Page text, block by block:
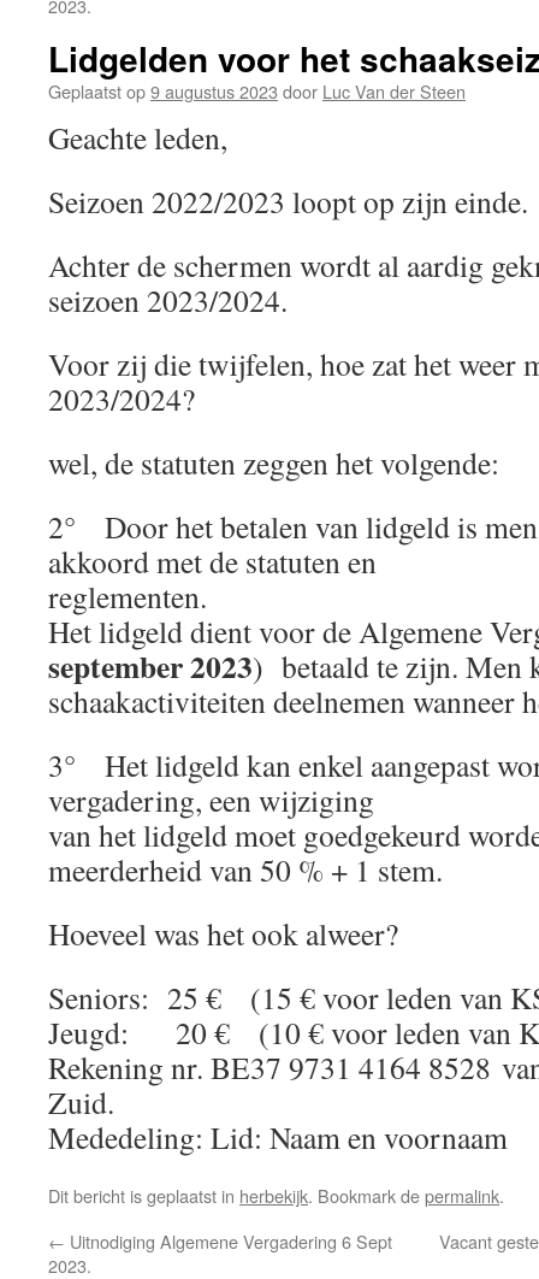
2023.
Lidgelden voor het
Geplaatst op9 augustus 2023 door Luc Van der Steen
Geachte leden,
Seizoen 2022/2023 loopt op zijn einde.
Achter de schermen wordt al aardig
seizoen 2023/2024.
Voor zij die twijfelen, hoe zat het weer
2023/2024?
wel, de statuten zeggen het volgende:
2° Door het betalen van lidgeld is
akkoord met de statuten en
reglementen.
Het lidgeld dient voor de Algemene
september 2023) betaald te zijn. Men
schaakactiviteiten deelnemen wanneer
3° Het lidgeld kan enkel aangepast
vergadering, een wijziging
van het lidgeld moet goedgekeurd
meerderheid van 50 % + 1 stem.
Hoeveel was het ook alweer?
Seniors: 25 € (15 € voor leden van
Jeugd: 20 € (10 € voor leden van
Rekening nr. BE37 9731 4164 8528
Zuid.
Mededeling: Lid: Naam en voornaam
Dit bericht is geplaatst in herbekijk. Bookmark depermalink.
← Uitnodiging Algemene Vergadering 6 Sept
2023.
Vacant